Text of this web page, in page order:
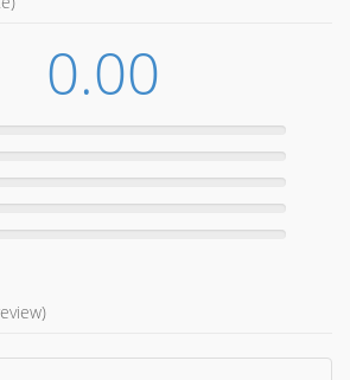
0.00